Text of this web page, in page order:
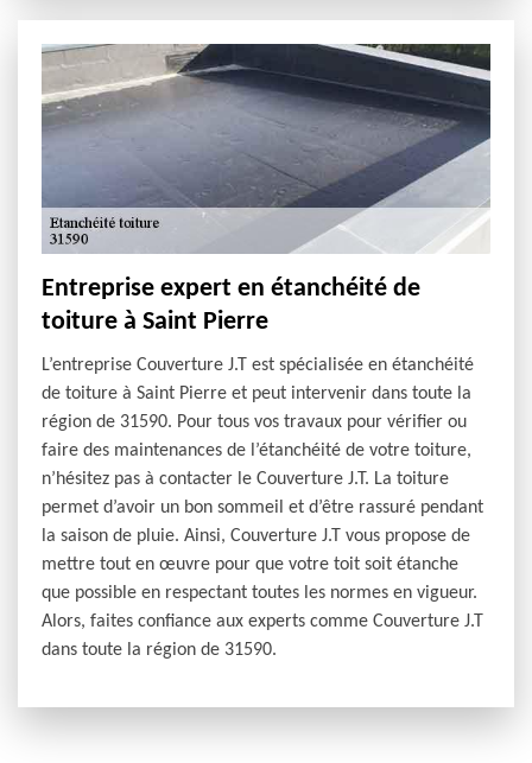
Entreprise expert en étanchéité de
toiture à Saint Pierre
L’entreprise Couverture J.T est spécialisée en étanchéité
de toiture à Saint Pierre et peut intervenir dans toute la
région de 31590. Pour tous vos travaux pour vérifier ou
faire des maintenances de l’étanchéité de votre toiture,
n’hésitez pas à contacter le Couverture J.T. La toiture
permet d’avoir un bon sommeil et d’être rassuré pendant
la saison de pluie. Ainsi, Couverture J.T vous propose de
mettre tout en œuvre pour que votre toit soit étanche
que possible en respectant toutes les normes en vigueur.
Alors, faites confiance aux experts comme Couverture J.T
dans toute la région de 31590.